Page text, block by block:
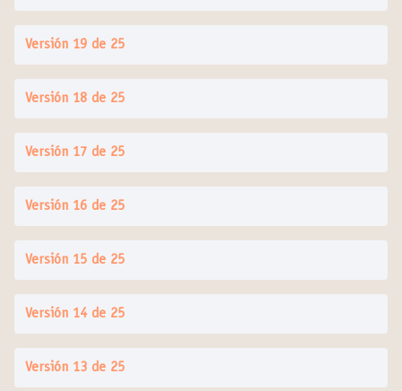
Versión 19 de 25
Versión 18 de 25
Versión 17 de 25
Versión 16 de 25
Versión 15 de 25
Versión 14 de 25
Versión 13 de 25